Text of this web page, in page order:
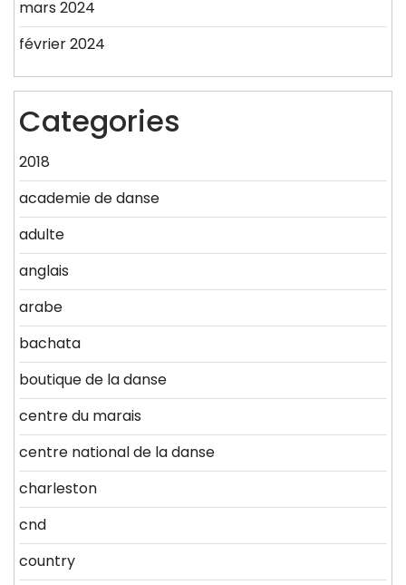
mars 2024
février 2024
Categories
2018
academie de danse
adulte
anglais
arabe
bachata
boutique de la danse
centre du marais
centre national de la danse
charleston
cnd
country